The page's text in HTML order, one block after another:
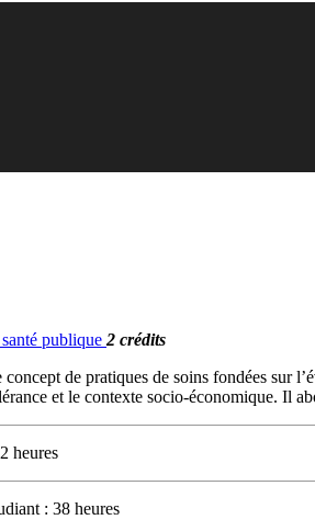
publique 2 crédits
de pratiques de soins fondées sur
et le contexte socio-économique. Il
heures
: 38 heures